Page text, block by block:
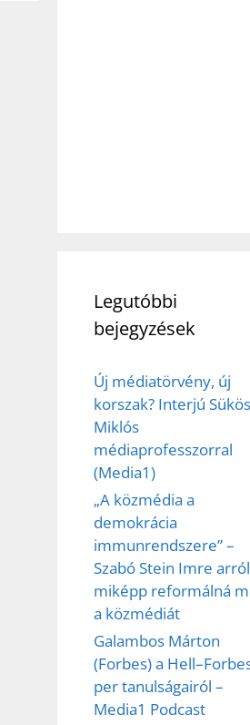
Legutóbbi
bejegyzések
Új médiatörvény, új
korszak? Interjú
Miklós
médiaprofesszorral
(Media1)
„A közmédia a
demokrácia
immunrendszere” –
Szabó Stein Imre
miképp reformálná
a közmédiát
Galambos Márton
(Forbes) a
per tanulságairól –
Media1 Podcast